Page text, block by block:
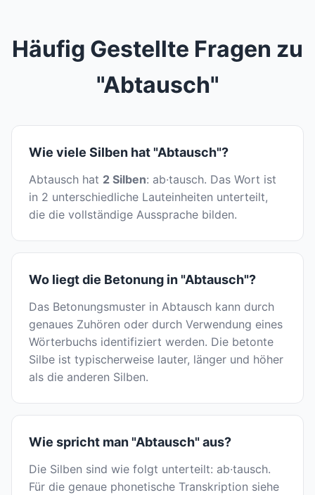
Häufig Gestellte Fragen zu
"Abtausch"
Wie viele Silben hat "Abtausch"?
Abtausch hat 2 Silben: ab·tausch. Das Wort ist
in 2 unterschiedliche Lauteinheiten unterteilt,
die die vollständige Aussprache bilden.
Wo liegt die Betonung in "Abtausch"?
Das Betonungsmuster in Abtausch kann durch
genaues Zuhören oder durch Verwendung eines
Wörterbuchs identifiziert werden. Die betonte
Silbe ist typischerweise lauter, länger und höher
als die anderen Silben.
Wie spricht man "Abtausch" aus?
Die Silben sind wie folgt unterteilt: ab·tausch.
Für die genaue phonetische Transkription siehe